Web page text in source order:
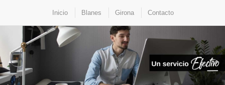
Inicio Blanes Girona Contacto